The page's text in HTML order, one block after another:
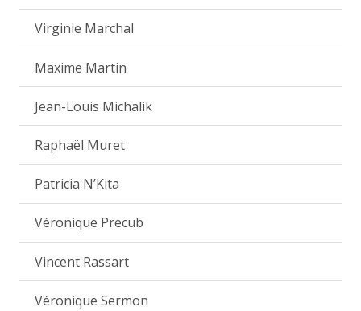
Virginie Marchal
Maxime Martin
Jean-Louis Michalik
Raphaël Muret
Patricia N’Kita
Véronique Precub
Vincent Rassart
Véronique Sermon